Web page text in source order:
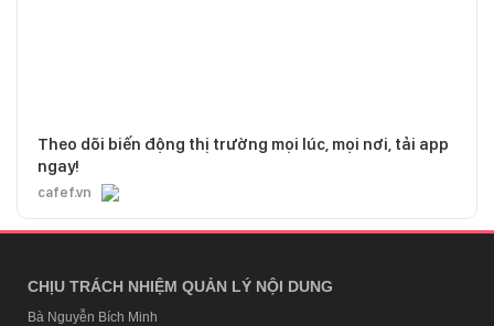
Theo dõi biến động thị trường mọi lúc, mọi nơi, tải app
ngay!
cafef.vn
CHỊU TRÁCH NHIỆM QUẢN LÝ NỘI DUNG
Bà Nguyễn Bích Minh